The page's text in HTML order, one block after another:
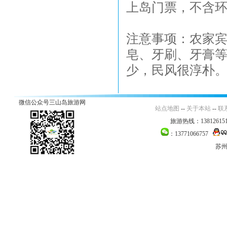
上岛门票，不含
注意事项：农家
皂、牙刷、牙膏
少，民风很淳朴
微信公众号三山岛旅游网
站点地图 -- 关于本站 -- 联
旅游热线：
：13771066757
苏